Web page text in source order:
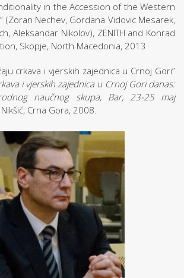
in the Accession of the Western
(Zoran Nechev, Gordana Vidovic Mesarek,
Aleksandar Nikolov), ZENITH and Konrad
Skopje, North Macedonia, 2013
crkava i vjerskih zajednica u Crnoj Gori”
i vjerskih zajednica u Crnoj Gori danas:
naučnog skupa, Bar, 23-25 maj
Crna Gora, 2008.